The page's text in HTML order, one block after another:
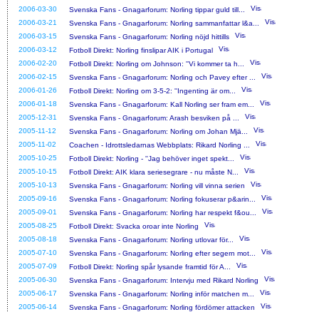
2006-03-30
Svenska Fans - Gnagarforum: Norling tippar guld till...
2006-03-21
Svenska Fans - Gnagarforum: Norling sammanfattar l&a...
2006-03-15
Svenska Fans - Gnagarforum: Norling nöjd hittills
2006-03-12
Fotboll Direkt: Norling finslipar AIK i Portugal
2006-02-20
Fotboll Direkt: Norling om Johnson: ''Vi kommer ta h...
2006-02-15
Svenska Fans - Gnagarforum: Norling och Pavey efter ...
2006-01-26
Fotboll Direkt: Norling om 3-5-2: ''Ingenting är om...
2006-01-18
Svenska Fans - Gnagarforum: Kall Norling ser fram em...
2005-12-31
Svenska Fans - Gnagarforum: Arash besviken på ...
2005-11-12
Svenska Fans - Gnagarforum: Norling om Johan Mjä...
2005-11-02
Coachen - Idrottsledarnas Webbplats: Rikard Norling ...
2005-10-25
Fotboll Direkt: Norling - ''Jag behöver inget spekt...
2005-10-15
Fotboll Direkt: AIK klara seriesegrare - nu måste N...
2005-10-13
Svenska Fans - Gnagarforum: Norling vill vinna serien
2005-09-16
Svenska Fans - Gnagarforum: Norling fokuserar p&arin...
2005-09-01
Svenska Fans - Gnagarforum: Norling har respekt f&ou...
2005-08-25
Fotboll Direkt: Svacka oroar inte Norling
2005-08-18
Svenska Fans - Gnagarforum: Norling utlovar för...
2005-07-10
Svenska Fans - Gnagarforum: Norling efter segern mot...
2005-07-09
Fotboll Direkt: Norling spår lysande framtid för A...
2005-06-30
Svenska Fans - Gnagarforum: Intervju med Rikard Norling
2005-06-17
Svenska Fans - Gnagarforum: Norling inför matchen m...
2005-06-14
Svenska Fans - Gnagarforum: Norling fördömer attacken